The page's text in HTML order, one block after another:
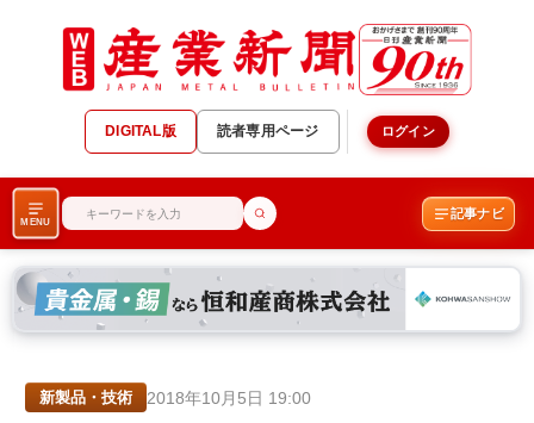
DIGITAL版 読者専用ページ ログイン
MENU
記事ナビ
新製品・技術 2018年10月5日 19:00